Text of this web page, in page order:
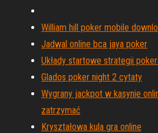
William hill poker mobile
Jadwal online bca jaya poker
Układy startowe strategii
Glados poker night 2 cytaty
Wygrany jackpot w kasynie
zatrzymać
Kryształowa kula gra online